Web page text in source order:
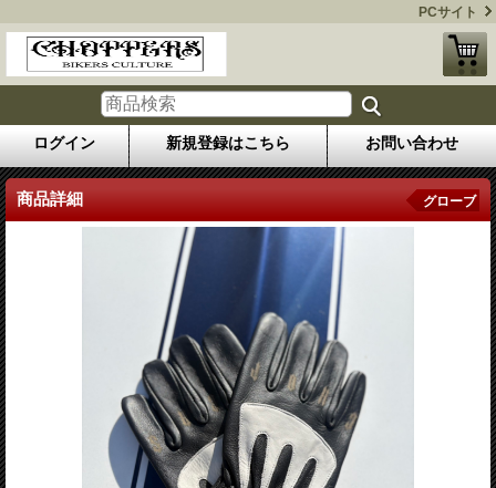
PCサイト
ログイン 新規登録はこちら お問い合わせ
商品詳細 グローブ